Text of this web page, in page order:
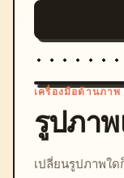
เครื่องมือด้านภาพ
รูปภา
เปลี่ยนรูปภาพใ